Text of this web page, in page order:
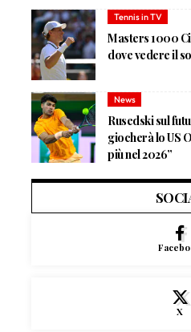
Tennis in TV
Masters 1000
dove vedere il
News
Rusedski sul
giocherà lo US
più nel 2026”
X